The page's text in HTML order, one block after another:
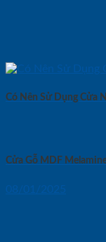
Có Nên Sử Dụng Cửa
Cửa Gỗ MDF
08/01/2025